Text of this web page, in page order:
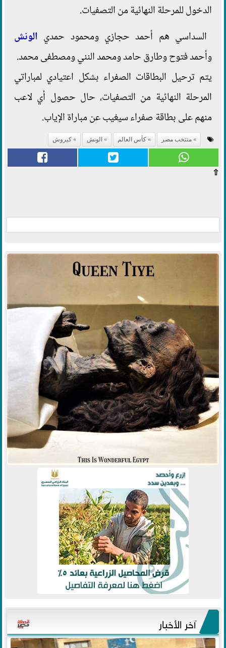
الدخول للمرحلة النهائية من التصفيات.
السداسي هم أحمد حجازي ومحمود حمدي الونش
وأحمد فتوح وطارق حامد ومحمد النني ومصطفى محمد.
يتم ترحيل البطاقات الصفراء بشكل اعتيادي لمباراتي
المرحلة النهائية من التصفيات، حال حصول أي لاعب
منهم على بطاقة صفراء سيغيب عن مباراة الإياب.
منتخب مصر كأس العالم الونش كيروش
⇧
آخر الأخبار